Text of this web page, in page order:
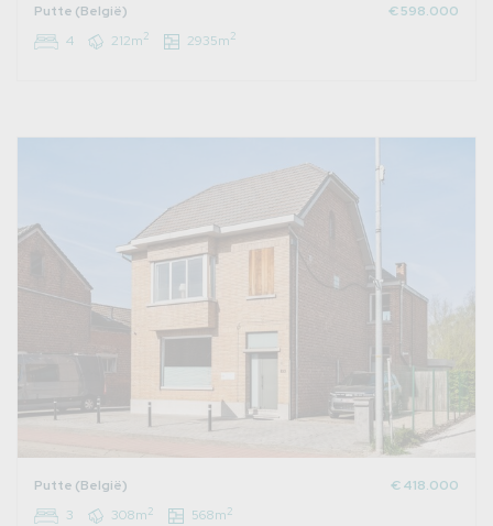
Putte (België)
€ 598.000
4
212m2 2935m2
Putte (België)
€ 418.000
3
308m2 568m2